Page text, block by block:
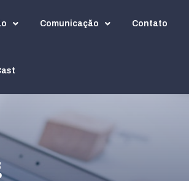
Comunicação Contato